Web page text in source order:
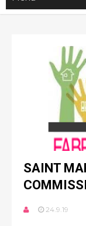
SAINT
24.9.19